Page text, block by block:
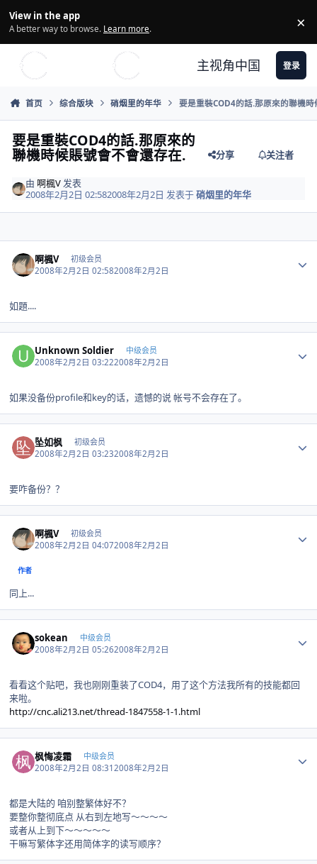
View in the app
A better way to browse. Learn more. ×
主视角中国 登录
首页 综合版块 硝烟里的年华 要是重裝COD4的話.那原來的聯機
要是重裝COD4的話.那原來的
聯機時候賬號會不會還存在. 分享 关注者
由 啊楓V 发表
2008年2月2日 02:582008年2月2日 发表于硝烟里的年华
啊楓V 初级会员
2008年2月2日 02:582008年2月2日
如題....
Unknown Soldier 中级会员
2008年2月2日 03:222008年2月2日
如果没备份profile和key的话，遗憾的说 帐号不会存在了。
坠如枫 初级会员
2008年2月2日 03:232008年2月2日
要咋备份？？
啊楓V 初级会员
2008年2月2日 04:072008年2月2日
作者
同上...
sokean 中级会员
2008年2月2日 05:262008年2月2日
看看这个贴吧，我也刚刚重装了COD4，用了这个方法我所有的技能都回
来啦。
http://cnc.ali213.net/thread-1847558-1-1.html
枫悔凌霜 中级会员
2008年2月2日 08:312008年2月2日
都是大陆的 咱别整繁体好不？
要整你整彻底点 从右到左地写～～～～
或者从上到下～～～～～
干嘛写繁体字还用简体字的读写顺序？